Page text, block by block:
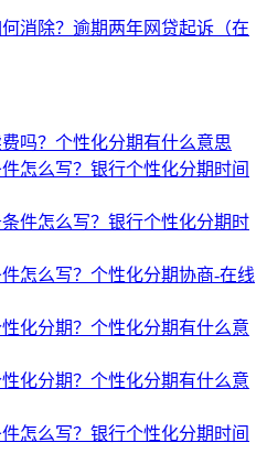
消除？逾期两年网贷起诉（在
吗？个性化分期有什么意思
怎么写？银行个性化分期时间
件怎么写？银行个性化分期时
怎么写？个性化分期协商-在线
化分期？个性化分期有什么意
化分期？个性化分期有什么意
怎么写？银行个性化分期时间